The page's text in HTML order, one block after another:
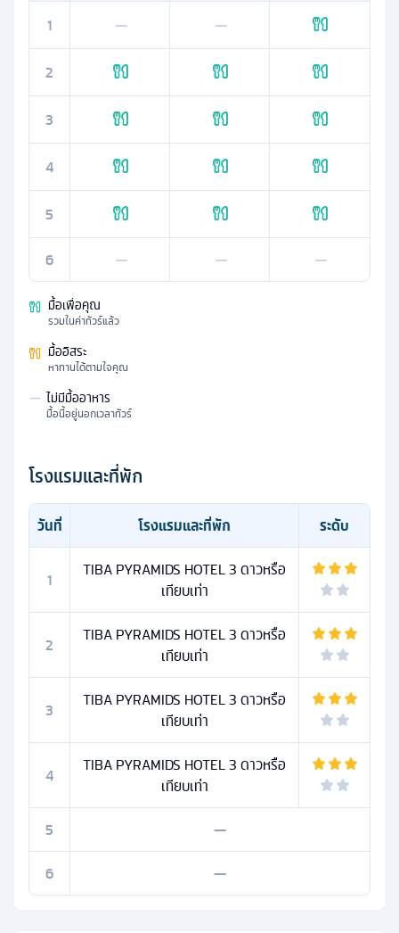
1 — —
2
3
4
5
6
— — —
มื้อเพื่อคุณ
รวมในค่าทัวร์แล้ว
มื้ออิสระ
หาทานได้ตามใจคุณ
— ไม่มีมื้ออาหาร
มื้อนี้อยู่นอกเวลาทัวร์
โรงแรมและที่พัก
วันที่ โรงแรมและที่พัก ระดับ
1
TIBA PYRAMIDS HOTEL 3 ดาวหรือ
เทียบเท่า
2
TIBA PYRAMIDS HOTEL 3 ดาวหรือ
เทียบเท่า
3
TIBA PYRAMIDS HOTEL 3 ดาวหรือ
เทียบเท่า
4
TIBA PYRAMIDS HOTEL 3 ดาวหรือ
เทียบเท่า
5
—
6
—